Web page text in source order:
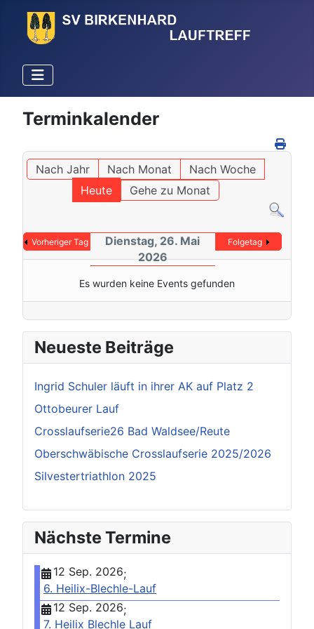
Terminkalender
Nach Jahr Nach Monat
Nach Woche
Heute
Gehe zu Monat
Vorheriger Tag
Dienstag, 26. Mai
2026
Folgetag
Es wurden keine Events gefunden
Neueste Beiträge
Ingrid Schuler läuft in ihrer AK auf Platz 2
Ottobeurer Lauf
Crosslaufserie26 Bad Waldsee/Reute
Oberschwäbische Crosslaufserie 2025/2026
Silvestertriathlon 2025
Nächste Termine
12 Sep. 2026;
6. Heilix-Blechle-Lauf
12 Sep. 2026;
7. Heilix Blechle Lauf